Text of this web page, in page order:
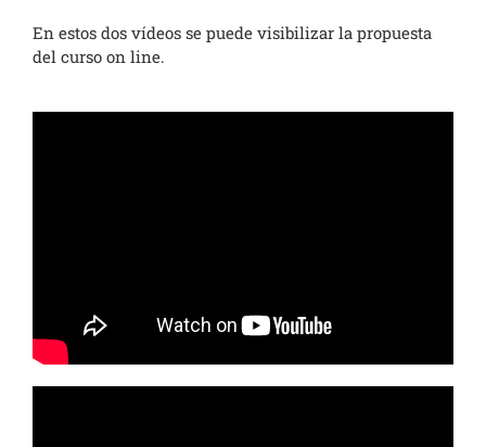
En estos dos vídeos se puede visibilizar la propuesta
del curso on line.